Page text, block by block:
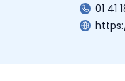
01 41